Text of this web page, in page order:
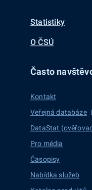
Statistiky
O ČSÚ
Často
Kontakt
Veřejná databáze
DataStat
Pro média
Časopisy
Nabídka služeb